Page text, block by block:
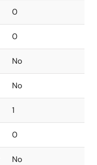
0
0
No
No
1
0
No